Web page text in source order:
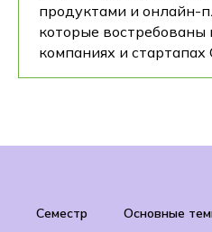
продуктами и онлайн-
которые востребованы
компаниях и стартапах
Семестр Основные